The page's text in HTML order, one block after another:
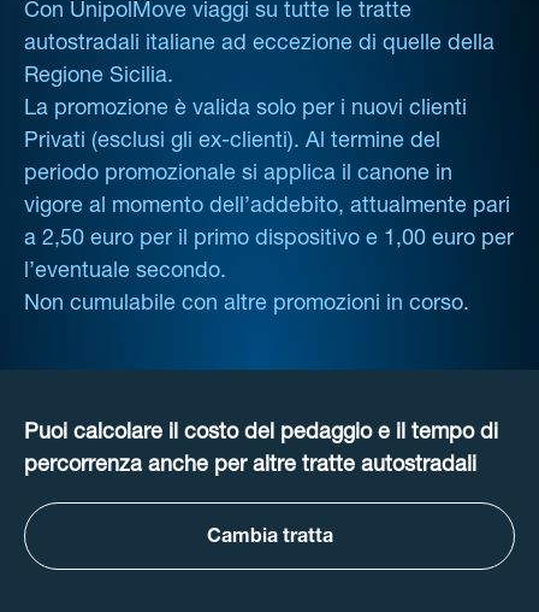
Con UnipolMove viaggi su tutte le tratte
autostradali italiane ad eccezione di quelle della
Regione Sicilia.
La promozione è valida solo per i nuovi clienti
Privati (esclusi gli ex-clienti). Al termine del
periodo promozionale si applica il canone in
vigore al momento dell’addebito, attualmente pari
a 2,50 euro per il primo dispositivo e 1,00 euro per
l’eventuale secondo.
Non cumulabile con altre promozioni in corso.
Puoi calcolare il costo del pedaggio e il tempo di
percorrenza anche per altre tratte autostradali
Cambia tratta